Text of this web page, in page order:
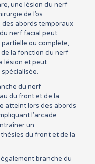
une lésion du nerf
de l’os
abords temporaux
nerf facial peut
ou complète,
la fonction du nerf
lésion et peut
du nerf
du front et de la
atteint lors des abords
l’arcade
un
du front et de la
branche du